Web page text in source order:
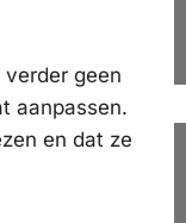
geen
aanpassen.
en dat ze